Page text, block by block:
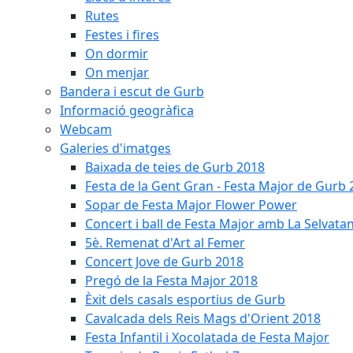
Rutes
Festes i fires
On dormir
On menjar
Bandera i escut de Gurb
Informació geogràfica
Webcam
Galeries d'imatges
Baixada de teies de Gurb 2018
Festa de la Gent Gran - Festa Major de Gurb
Sopar de Festa Major Flower Power
Concert i ball de Festa Major amb La
5è. Remenat d'Art al Femer
Concert Jove de Gurb 2018
Pregó de la Festa Major 2018
Èxit dels casals esportius de Gurb
Cavalcada dels Reis Mags d'Orient 2018
Festa Infantil i Xocolatada de Festa Major